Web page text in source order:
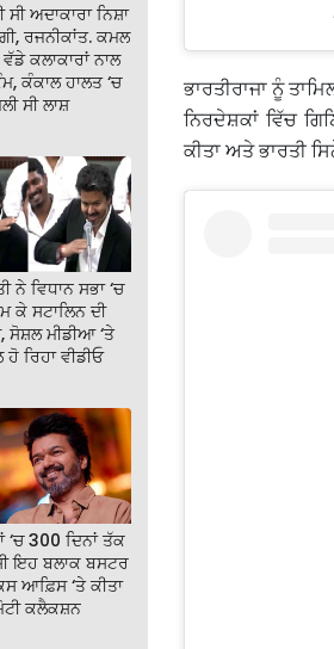
ਅਦਾਕਾਰਾ ਨਿਸ਼ਾ
ਰਜਨੀਕਾਂਤ. ਕਮਲ
ਕਲਾਕਾਰਾਂ ਨਾਲ
ਕੰਕਾਲ ਹਾਲਤ ‘ਚ
ਸੀ ਲਾਸ਼
ਨੇ ਵਿਧਾਨ ਸਭਾ ‘ਚ
ਕੇ ਸਟਾਲਿਨ ਦੀ
ਸੋਸ਼ਲ ਮੀਡੀਆ ‘ਤੇ
ਰਿਹਾ ਵੀਡੀਓ
‘ਚ 300 ਦਿਨਾਂ ਤੱਕ
ਇਹ ਬਲਾਕ ਬਸਟਰ
ਆਫ਼ਿਸ ‘ਤੇ ਕੀਤਾ
ਕਲੈਕਸ਼ਨ
ਭਾਰਤੀਰਾਜਾ ਨੂੰ
ਨਿਰਦੇਸ਼ਕਾਂ ਵਿੱਚ
ਕੀਤਾ ਅਤੇ ਭਾਰਤੀ